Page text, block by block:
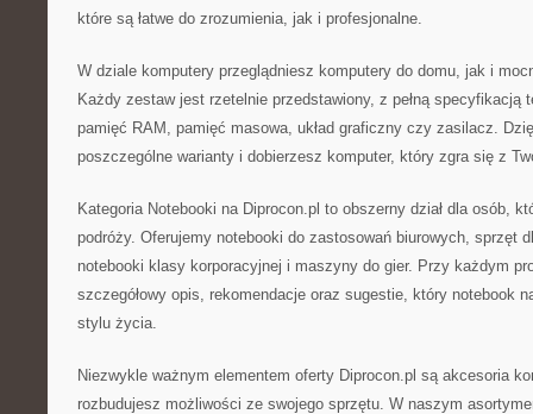
które są łatwe do zrozumienia, jak i profesjonalne.
W dziale komputery przeglądniesz komputery do domu, jak i
Każdy zestaw jest rzetelnie przedstawiony, z pełną specyfikacją
pamięć RAM, pamięć masowa, układ graficzny czy zasilacz.
poszczególne warianty i dobierzesz komputer, który zgra się z
Kategoria Notebooki na Diprocon.pl to obszerny dział dla osób,
podróży. Oferujemy notebooki do zastosowań biurowych, sprzęt
notebooki klasy korporacyjnej i maszyny do gier. Przy każdym
szczegółowy opis, rekomendacje oraz sugestie, który notebook
stylu życia.
Niezwykle ważnym elementem oferty Diprocon.pl są akcesoria
rozbudujesz możliwości ze swojego sprzętu. W naszym